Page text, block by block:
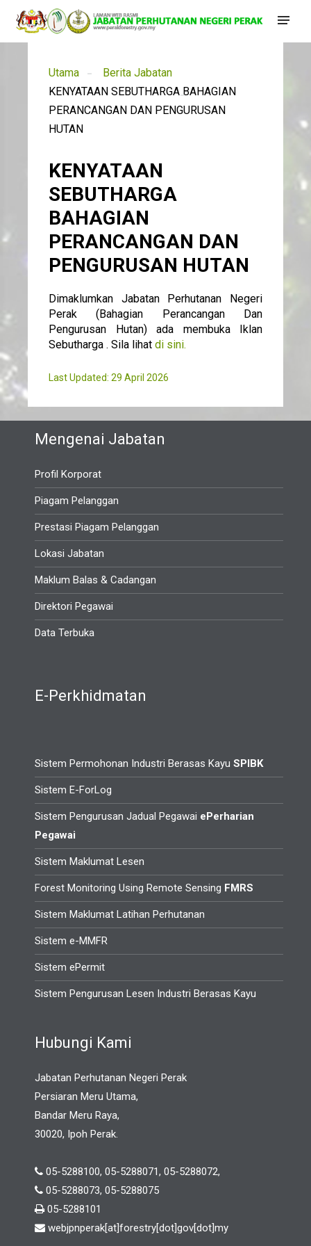
Utama
Berita Jabatan
KENYATAAN SEBUTHARGA BAHAGIAN
PERANCANGAN DAN PENGURUSAN
HUTAN
KENYATAAN
SEBUTHARGA
BAHAGIAN
PERANCANGAN DAN
PENGURUSAN HUTAN
Dimaklumkan Jabatan Perhutanan Negeri
Perak (Bahagian Perancangan Dan
Pengurusan Hutan) ada membuka Iklan
Sebutharga . Sila lihat di sini.
Last Updated: 29 April 2026
Mengenai Jabatan
Profil Korporat
Piagam Pelanggan
Prestasi Piagam Pelanggan
Lokasi Jabatan
Maklum Balas & Cadangan
Direktori Pegawai
Data Terbuka
E-Perkhidmatan
Sistem Permohonan Industri Berasas Kayu SPIBK
Sistem E-ForLog
Sistem Pengurusan Jadual Pegawai ePerharian
Pegawai
Sistem Maklumat Lesen
Forest Monitoring Using Remote Sensing FMRS
Sistem Maklumat Latihan Perhutanan
Sistem e-MMFR
Sistem ePermit
Sistem Pengurusan Lesen Industri Berasas Kayu
Hubungi Kami
Jabatan Perhutanan Negeri Perak
Persiaran Meru Utama,
Bandar Meru Raya,
30020, Ipoh Perak.
05-5288100, 05-5288071, 05-5288072,
05-5288073, 05-5288075
05-5288101
webjpnperak[at]forestry[dot]gov[dot]my